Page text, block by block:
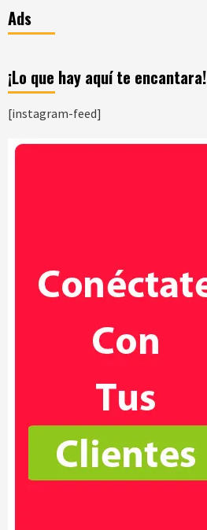
Ads
¡Lo que hay aquí te encantara!
[instagram-feed]